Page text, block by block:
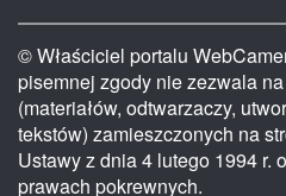
© Właściciel portalu
pisemnej zgody nie zezwala
(materiałów, odtwarzaczy,
tekstów) zamieszczonych na
Ustawy z dnia 4 lutego 1994 r.
prawach pokrewnych.